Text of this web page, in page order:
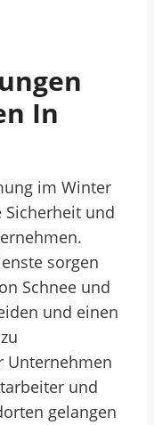
In
im Winter
und
sorgen
Schnee und
und einen
Unternehmen
und
gelangen